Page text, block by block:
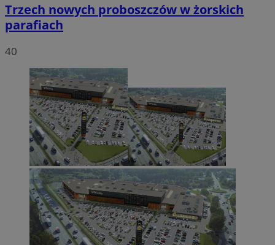
Trzech nowych proboszczów w żorskich
parafiach
40